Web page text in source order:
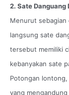
2. Sate Danguang
Menurut sebagian
langsung sate
tersebut memiliki
kebanyakan sate
Potongan
yang